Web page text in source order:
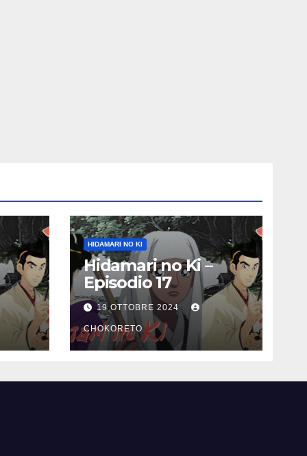
HIDAMARI NO KI
Hidamari no Ki –
Episodio 17
19 OTTOBRE 2024
CHOKORETO